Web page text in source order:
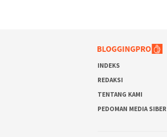
INDEKS
REDAKSI
TENTANG KAMI
PEDOMAN MEDIA SIBER